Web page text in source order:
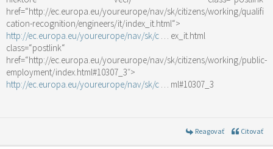
href=“http://ec.europa.eu/youreurope/nav/sk/citizens/working/qualifi
cation-recognition/engineers/it/index_it.html“>
http://ec.europa.eu/youreurope/nav/sk/c … ex_it.html
class=“postlink“
href=“http://ec.europa.eu/youreurope/nav/sk/citizens/working/public-
employment/index.html#10307_3″>
http://ec.europa.eu/youreurope/nav/sk/c … ml#10307_3
Reagovať Citovať